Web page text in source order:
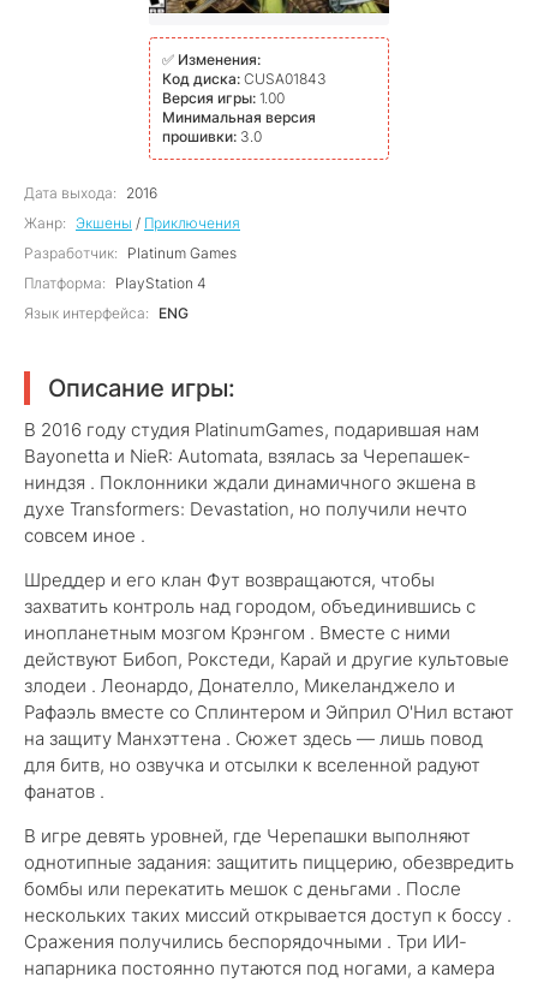
✅ Изменения:
Код диска: CUSA01843
Версия игры: 1.00
Минимальная версия
прошивки: 3.0
Дата выхода:
2016
Жанр: Экшены / Приключения
Разработчик:
Platinum Games
Платформа:
PlayStation 4
Язык интерфейса:
ENG
Описание игры:
В 2016 году студия PlatinumGames, подарившая нам
Bayonetta и NieR: Automata, взялась за Черепашек-
ниндзя . Поклонники ждали динамичного экшена в
духе Transformers: Devastation, но получили нечто
совсем иное .
Шреддер и его клан Фут возвращаются, чтобы
захватить контроль над городом, объединившись с
инопланетным мозгом Крэнгом . Вместе с ними
действуют Бибоп, Рокстеди, Карай и другие культовые
злодеи . Леонардо, Донателло, Микеланджело и
Рафаэль вместе со Сплинтером и Эйприл О'Нил встают
на защиту Манхэттена . Сюжет здесь — лишь повод
для битв, но озвучка и отсылки к вселенной радуют
фанатов .
В игре девять уровней, где Черепашки выполняют
однотипные задания: защитить пиццерию, обезвредить
бомбы или перекатить мешок с деньгами . После
нескольких таких миссий открывается доступ к боссу .
Сражения получились беспорядочными . Три ИИ-
напарника постоянно путаются под ногами, а камера